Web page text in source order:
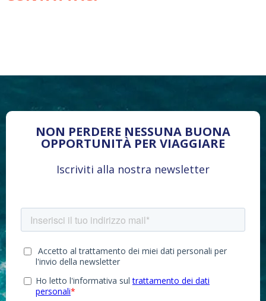
NON PERDERE NESSUNA BUONA
OPPORTUNITÀ PER VIAGGIARE
Iscriviti alla nostra newsletter